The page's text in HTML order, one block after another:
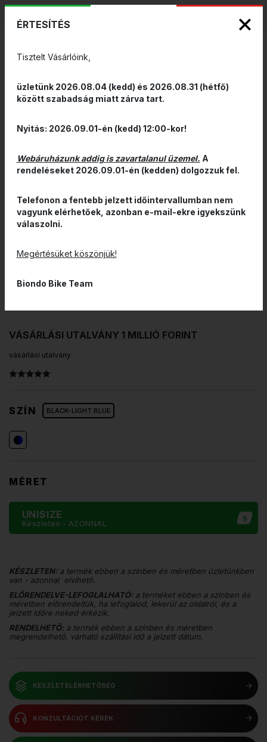
HUN
VÁSÁRLÁSI UTALVÁNY 1 MILLIÓ FORINT
vásárlási utalvány
SZÍN BLACK-LIGHT BLUE
MÉRET
UNISIZE
Készleten - AZONNAL
5
KÉSZLETEN:a termék ebben a színben és méretben üzletünkben
van - azonnal elvihető.
ELŐRENDELVE-LEFOGLALHATÓ:a terméket ebben a színben és
méretben előrendeltük, ha lefoglalod, lekerül az oldalról, és a
jelzett időre neked érkezik.
RENDELHETŐ:a termék ebben a színben és méretben
megrendelhető, várható szállítási idő a jelzett dátum.
KÉSZLETELÉRHETŐSÉG
KONZULTÁCIÓT KÉREK
ÉRTESÍTÉS
Tisztelt Vásárlóink,
üzletünk 2026.08.04 (kedd) és 2026.08.31 (hétfő)
között szabadság miatt zárva tart.
Nyitás: 2026.09.01-én (kedd) 12:00-kor!
Webáruházunk addig is zavartalanul üzemel. A
rendeléseket 2026.09.01-én (kedden) dolgozzuk fel.
Telefonon a fentebb jelzett időintervallumban nem
vagyunk elérhetőek, azonban e-mail-ekre igyekszünk
válaszolni.
Megértésüket köszönjük!
Biondo Bike Team